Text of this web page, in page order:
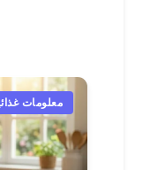
معلومات